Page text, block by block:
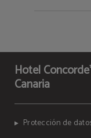
Hotel
Canaria
Protección de